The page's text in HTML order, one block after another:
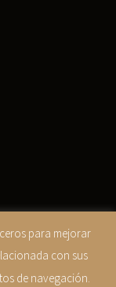
para mejorar
con sus
de navegación.